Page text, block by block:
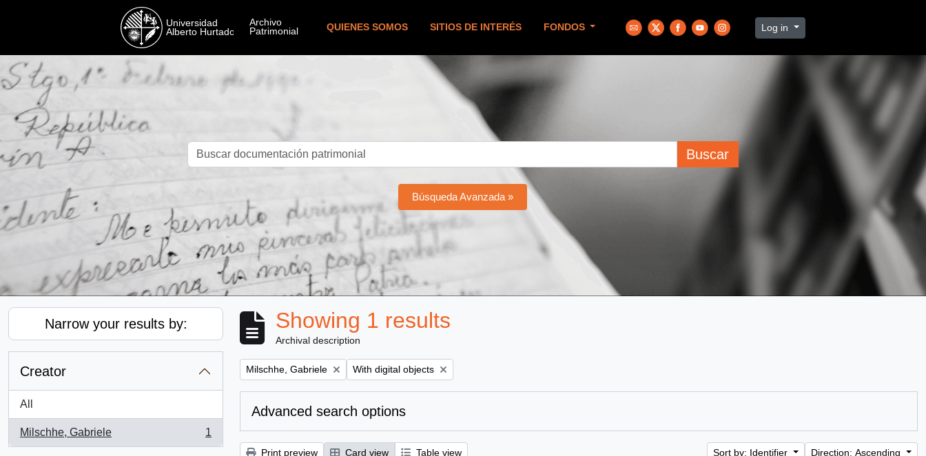
QUIENES SOMOS SITIOS DE INTERÉS FONDOS Log in
Buscar
Búsqueda Avanzada »
Narrow your results by:
Creator
All
Milschhe, Gabriele
, 1 results
1
Showing 1 results
Archival description
Remove filter:
Milschhe, Gabriele Remove filter:
With digital objects
Advanced search options
Print preview Card view Table view Sort by: Identifier Direction: Ascending